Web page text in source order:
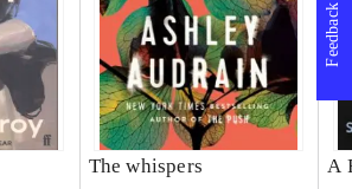
The whispers
A
Feedback